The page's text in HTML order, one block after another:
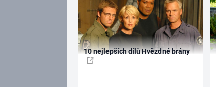
10 nejlepších dílů Hvězdné brány